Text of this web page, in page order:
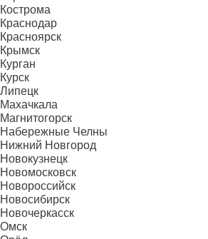
Кострома
Краснодар
Красноярск
Крымск
Курган
Курск
Липецк
Махачкала
Магнитогорск
Набережные Челны
Нижний Новгород
Новокузнецк
Новомосковск
Новороссийск
Новосибирск
Новочеркасск
Омск